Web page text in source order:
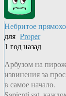
Небритое
для Proper
1 год назад
Арбузом на
извинения за
в самое начало.